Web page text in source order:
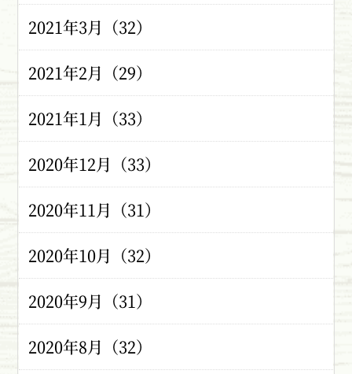
2021年3月（32）
2021年2月（29）
2021年1月（33）
2020年12月（33）
2020年11月（31）
2020年10月（32）
2020年9月（31）
2020年8月（32）